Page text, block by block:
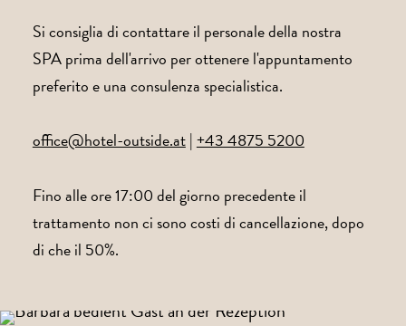
Si consiglia di contattare il personale della nostra
SPA prima dell'arrivo per ottenere l'appuntamento
preferito e una consulenza specialistica.
office@hotel-outside.at|+43 4875 5200
Fino alle ore 17:00 del giorno precedente il
trattamento non ci sono costi di cancellazione, dopo
di che il 50%.